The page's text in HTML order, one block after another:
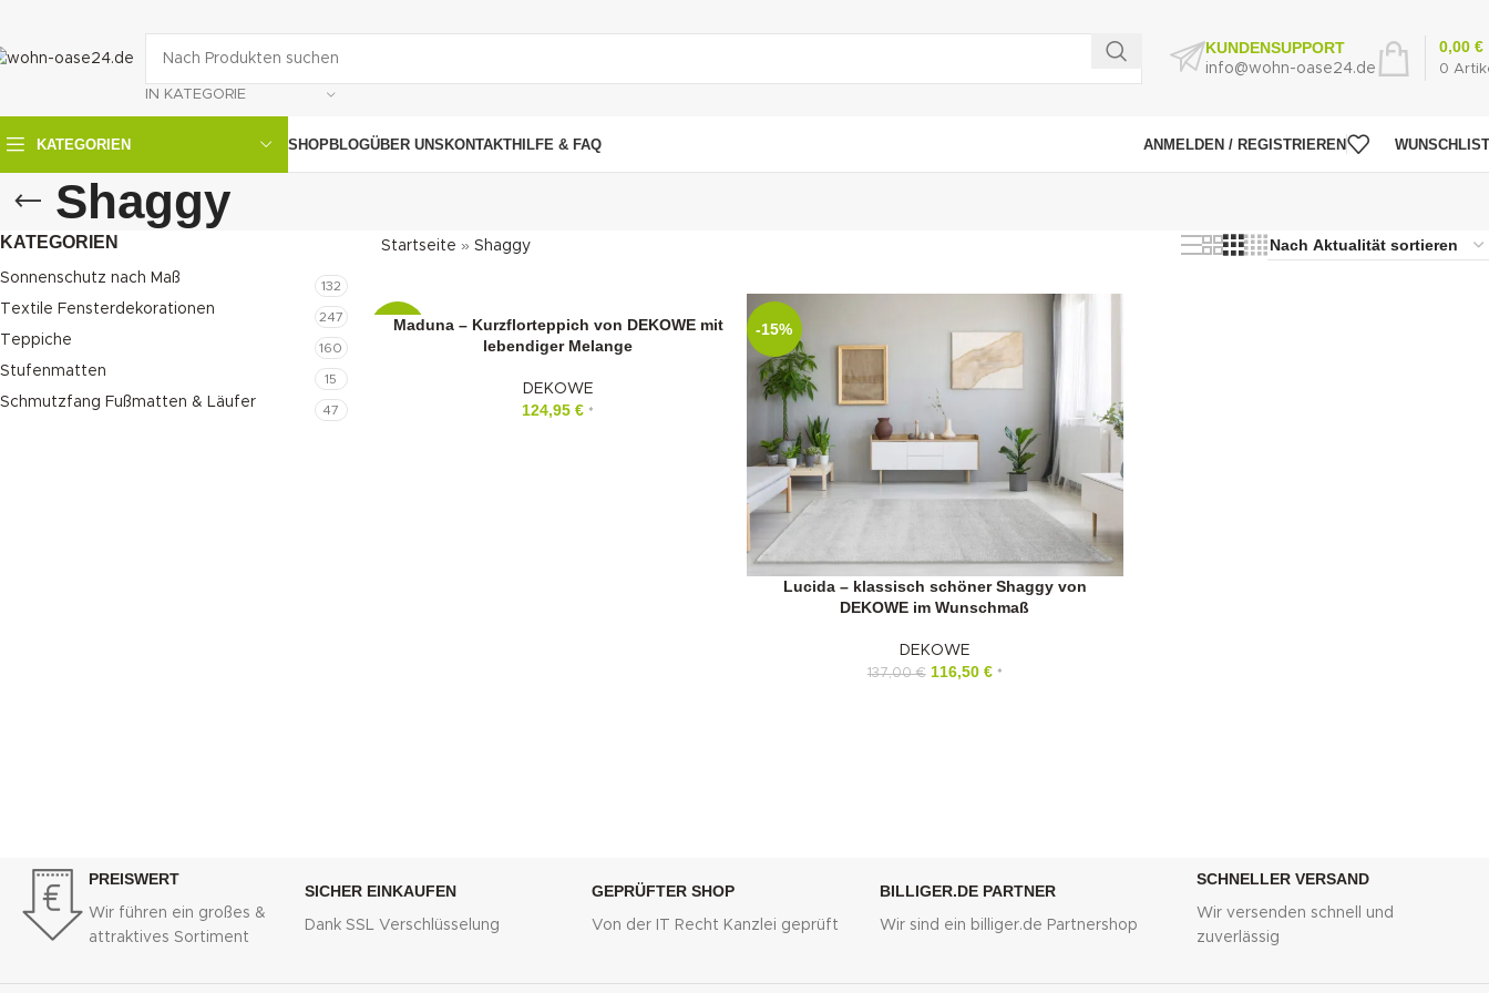
IN KATEGORIE
KUNDENSUPPORT
info@wohn-oase24.de 0
0,00 €
KATEGORIEN SHOPBLOGÜBER UNSKONTAKTHILFE & FAQ ANMELDEN / REGISTRIEREN
Shaggy
KATEGORIEN
Sonnenschutz nach Maß 132
Textile Fensterdekorationen 247
Teppiche 160
Stufenmatten 15
Schmutzfang Fußmatten & Läufer 47
Startseite » Shaggy
-14%
Maduna – Kurzflorteppich von DEKOWE mit
lebendiger Melange
DEKOWE
124,95€ *
-15%
Lucida – klassisch schöner Shaggy von
DEKOWE im Wunschmaß
DEKOWE
137,00€ 116,50 € *
PREISWERT
Wir führen ein großes &
attraktives Sortiment
SICHER EINKAUFEN
Dank SSL Verschlüsselung
GEPRÜFTER SHOP
Von der IT Recht Kanzlei geprüft
BILLIGER.DE PARTNER
Wir sind ein billiger.de Partnershop
SCHNELLER VERSAND
Wir versenden schnell und
zuverlässig